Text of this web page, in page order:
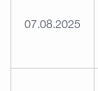
07.08.2025